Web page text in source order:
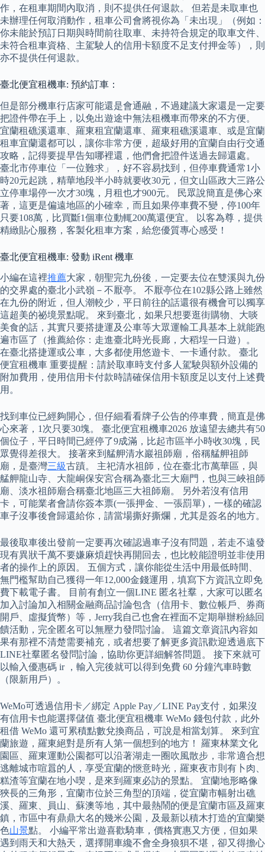
作，在租車期間內取消，則不提供任何退款。 但若是未取車也
未辦理任何取消動作，租車公司會將視你為「未出現」（例如：
你未能於預訂日期與時間前往取車、未持符合規定的取車文件、
未符合租車資格、主駕駛人的信用卡額度不足支付押金等），則
亦不提供任何退款。
臺北便宜租機車: 預約訂車：
但是部分機車行店家可能還是會通融，不過建議大家還是一定要
把證件帶在手上，以免出遊途中無法租機車而帶來的不方便。
宜蘭租礁溪還車、羅東租宜蘭還車、羅東租礁溪還車、或是宜蘭
租車宜蘭還都可以，讓你非常方便，超級好用的宜蘭自由行交通
攻略，記得要提早告知哪裡還，他們會把證件送過去歸還處。
臺北市停車位「一位難求」，好不容易找到，但停車費通常1小
時20元起跳，精華地段半小時就要收30元，但文山區政大三路公
立停車場停一次才30塊，月租也才900元。 民眾說簡直是佛心來
著，這更是偏遠地區的小確幸，而且如果停車費不變，停100年
只要108萬，比買斷1個車位動輒200萬還便宜。 以客為尊，提供
精緻貼心服務，客製化租車方案，給您優質專心感受！
臺北便宜租機車: 發動 iRent 機車
小編在這裡推薦大家，朝聖完九份後，一定要去位在雙溪與九份
的交界處的臺北小武嶺－不厭亭。 不厭亭位在102縣公路上雖然
在九份的附近，但人潮較少，平日前往的話還很有機會可以獨享
這超美的祕境景點呢。 來到臺北，如果只想要逛街購物、大啖
美食的話，其實只要搭捷運及公車等大眾運輸工具基本上就能跑
遍市區了（推薦給你：走進臺北時光長廊，大稻埕一日遊）。
在臺北搭捷運或公車，大多都使用悠遊卡、一卡通付款。 臺北
便宜租機車 重要提醒：請於取車時支付多人駕駛與額外設備的
附加費用，使用信用卡付款時請確保信用卡額度足以支付上述費
用。
找到車位已經夠開心，但仔細看看牌子公告的停車費，簡直是佛
心來著，1次只要30塊。 臺北便宜租機車2026 放遠望去總共有50
個位子，平日時間已經停了9成滿，比起市區半小時收30塊，民
眾覺得差很大。 接著來到艋舺清水巖祖師廟，俗稱艋舺祖師
廟，是臺灣三級古蹟。 主祀清水祖師，位在臺北市萬華區，與
艋舺龍山寺、大龍峒保安宮合稱為臺北三大廟門，也與三峽祖師
廟、淡水祖師廟合稱臺北地區三大祖師廟。 另外若沒有信用
卡，可能業者會請你簽本票(一張押金、一張罰單)，一樣的確認
車子沒事後會歸還給你，請當場撕好撕爛，尤其是簽名的地方。
最後取車後出發前一定要再次確認過車子沒有問題，若走不遠發
現有異狀千萬不要嫌麻煩趕快再開回去，也比較能證明並非使用
者的操作上的原因。 五個方式，讓你能從生活中用最低時間、
無門檻幫助自己獲得一年12,000金錢運用，填寫下方資訊立即免
費下載電子書。 目前有創立一個LINE 匿名社羣，大家可以匿名
加入討論加入相關金融商品討論包含（信用卡、數位帳戶、券商
開戶、虛擬貨幣）等，Jerry我自己也會在裡面不定期舉辦粉絲回
饋活動，完全匿名可以無壓力發問討論。 這篇文章資訊內容如
果有那裡不清楚需要補充，或者想要了解更多資訊歡迎透過底下
LINE社羣匿名發問討論，協助你更詳細解答問題。 接下來就可
以輸入優惠碼 ir ，輸入完後就可以得到免費 60 分鐘汽車時數
（限新用戶）。
WeMo可透過信用卡／綁定 Apple Pay／LINE Pay支付，如果沒
有信用卡也能選擇儲值 臺北便宜租機車 WeMo 錢包付款，此外
租借 WeMo 還可累積點數兌換商品，可說是相當划算。 來到宜
蘭旅遊，羅東絕對是所有人第一個想到的地方！ 羅東林業文化
園區、羅東運動公園都可以沿著湖走一圈吹風散步，非常適合想
逃離城市喧囂的人，享受宜蘭的愜意時光，羅東夜市則有卜肉、
糕渣等宜蘭在地小喫，是來到羅東必訪的景點。 宜蘭地形略像
狹長的三角形，宜蘭市位於三角型的頂端，從宜蘭市幅射出礁
溪、羅東、員山、蘇澳等地，其中最熱鬧的便是宜蘭市區及羅東
鎮，市區中有鼎鼎大名的幾米公園，及最新以積木打造的宜蘭樂
色山景點。 小編平常出遊喜歡騎車，價格實惠又方便，但如果
遇到雨天和大熱天，選擇開車纔不會全身狼狽不堪，卻又得擔心